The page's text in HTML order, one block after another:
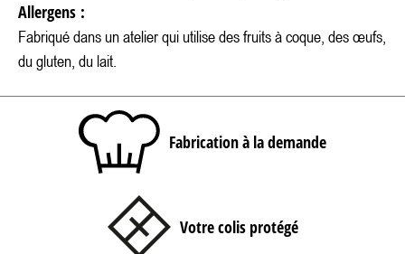
Allergens :
Fabriqué dans un atelier qui utilise des fruits à coque, des œufs,
du gluten, du lait.
Fabrication à la demande
Votre colis protégé